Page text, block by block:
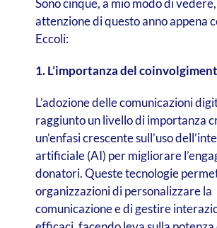
Sono cinque, a mio modo di
attenzione di questo anno appena
Eccoli:
1. L’importanza del
L’adozione delle comunicazioni
raggiunto un livello di importanza
un’enfasi crescente sull’uso
artificiale (AI) per migliorare
donatori. Queste tecnologie
organizzazioni di personalizzare la
comunicazione e di gestire